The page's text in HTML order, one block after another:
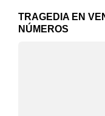
TRAGEDIA EN
NÚMEROS